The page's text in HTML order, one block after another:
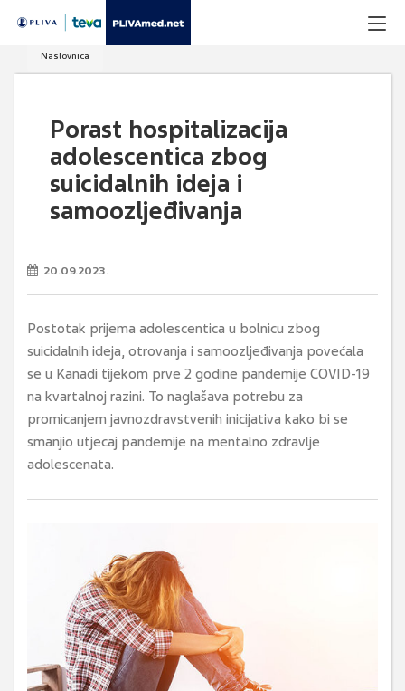
Naslovnica
Porast hospitalizacija
adolescentica zbog
suicidalnih ideja i
samoozljeđivanja
20.09.2023.
Postotak prijema adolescentica u bolnicu zbog
suicidalnih ideja, otrovanja i samoozljeđivanja povećala
se u Kanadi tijekom prve 2 godine pandemije COVID-19
na kvartalnoj razini. To naglašava potrebu za
promicanjem javnozdravstvenih inicijativa kako bi se
smanjio utjecaj pandemije na mentalno zdravlje
adolescenata.